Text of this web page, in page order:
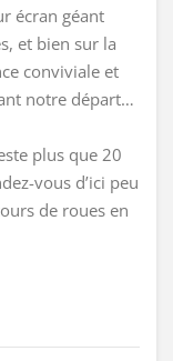
écran géant
et bien sur la
conviviale et
notre départ…
plus que 20
vous d’ici peu
de roues en